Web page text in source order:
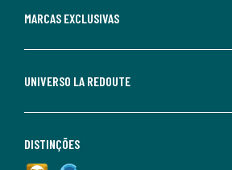
MARCAS EXCLUSIVAS
UNIVERSO LA REDOUTE
DISTINÇÕES